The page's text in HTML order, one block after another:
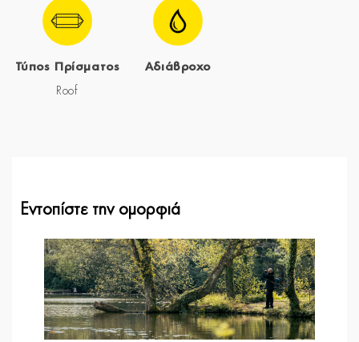
Τύπος Πρίσματος
Roof
Αδιάβροχο
Εντοπίστε την ομορφιά